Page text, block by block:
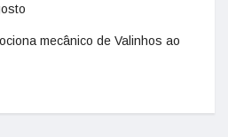
mecânico de Valinhos ao